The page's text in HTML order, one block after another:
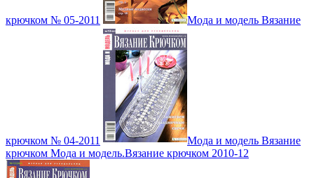
крючком № 05-2011 Мода и модель Вязание
крючком № 04-2011
Мода и модель Вязание
крючком Мода и модель.Вязание крючком 2010-12